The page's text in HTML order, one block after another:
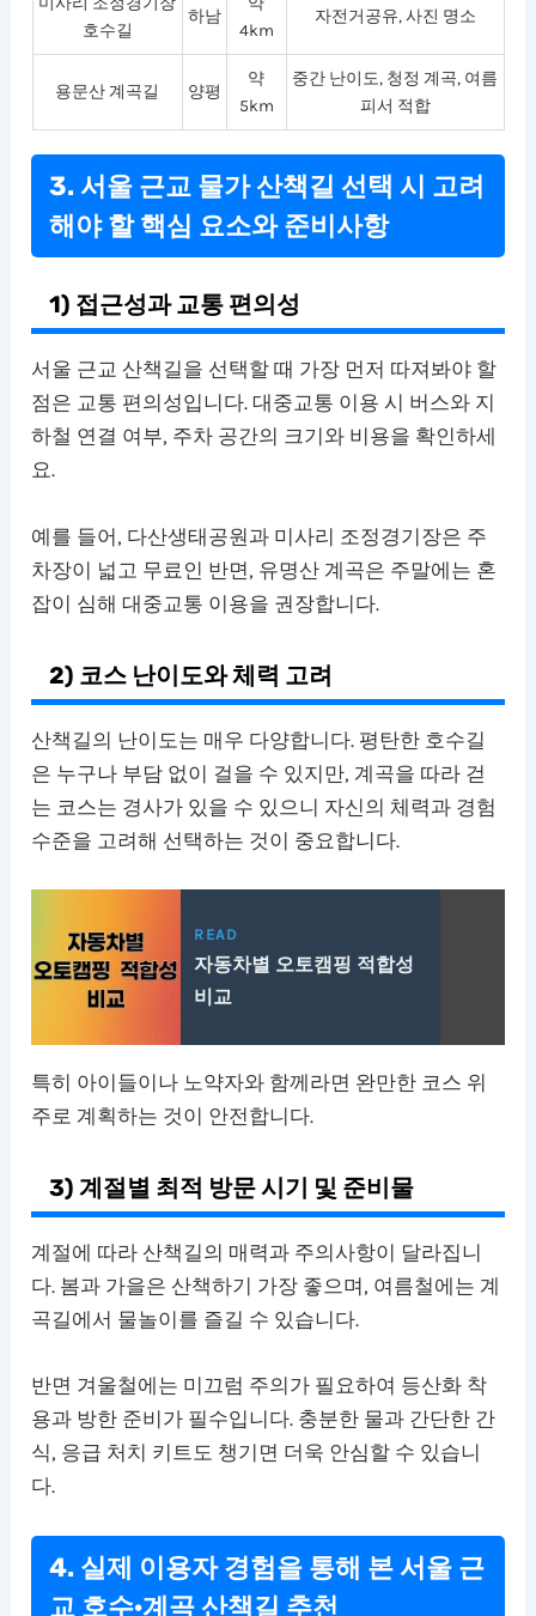
호수길
하남
4km
자전거공유, 사진 명소
용문산 계곡길 양평
약
5km
중간 난이도, 청정 계곡, 여름
피서 적합
3. 서울 근교 물가 산책길 선택 시 고려
해야 할 핵심 요소와 준비사항
1) 접근성과 교통 편의성
서울 근교 산책길을 선택할 때 가장 먼저 따져봐야 할
점은 교통 편의성입니다. 대중교통 이용 시 버스와 지
하철 연결 여부, 주차 공간의 크기와 비용을 확인하세
요.
예를 들어, 다산생태공원과 미사리 조정경기장은 주
차장이 넓고 무료인 반면, 유명산 계곡은 주말에는 혼
잡이 심해 대중교통 이용을 권장합니다.
2) 코스 난이도와 체력 고려
산책길의 난이도는 매우 다양합니다. 평탄한 호수길
은 누구나 부담 없이 걸을 수 있지만, 계곡을 따라 걷
는 코스는 경사가 있을 수 있으니 자신의 체력과 경험
수준을 고려해 선택하는 것이 중요합니다.
READ
자동차별 오토캠핑 적합성
비교
특히 아이들이나 노약자와 함께라면 완만한 코스 위
주로 계획하는 것이 안전합니다.
3) 계절별 최적 방문 시기 및 준비물
계절에 따라 산책길의 매력과 주의사항이 달라집니
다. 봄과 가을은 산책하기 가장 좋으며, 여름철에는 계
곡길에서 물놀이를 즐길 수 있습니다.
반면 겨울철에는 미끄럼 주의가 필요하여 등산화 착
용과 방한 준비가 필수입니다. 충분한 물과 간단한 간
식, 응급 처치 키트도 챙기면 더욱 안심할 수 있습니
다.
4. 실제 이용자 경험을 통해 본 서울 근
교 호수·계곡 산책길 추천